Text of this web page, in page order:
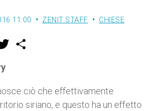
11:00 ZENIT STAFF
CHIESE
w
r
ciò che effettivamente
siriano, e questo ha un effetto